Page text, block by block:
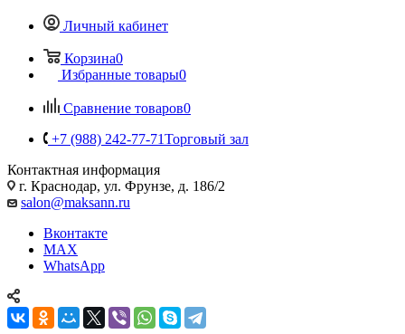
Личный кабинет
Корзина0
Избранные товары0
Сравнение товаров0
+7 (988) 242-77-71Торговый зал
Контактная информация
г. Краснодар, ул. Фрунзе, д. 186/2
salon@maksann.ru
Вконтакте
MAX
WhatsApp